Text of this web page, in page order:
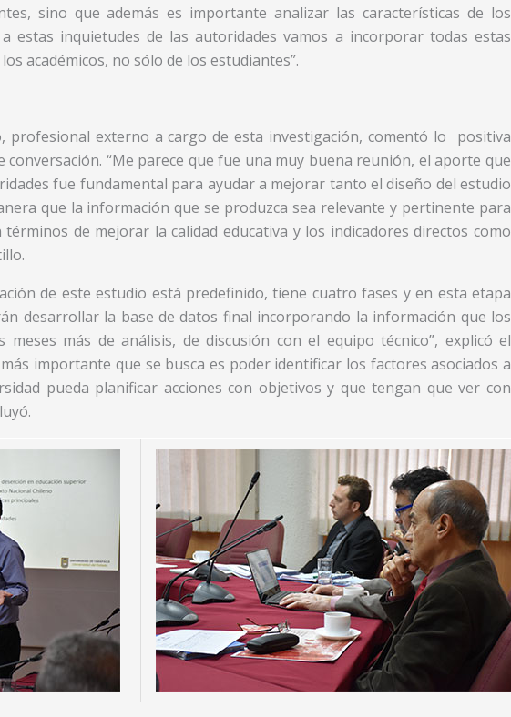
sino que además es importante analizar las características de los
estas inquietudes de las autoridades vamos a incorporar todas estas
académicos, no sólo de los estudiantes”.
profesional externo a cargo de esta investigación, comentó lo positiva
conversación. “Me parece que fue una muy buena reunión, el aporte que
fue fundamental para ayudar a mejorar tanto el diseño del estudio
que la información que se produzca sea relevante y pertinente para
de mejorar la calidad educativa y los indicadores directos como
de este estudio está predefinido, tiene cuatro fases y en esta etapa
desarrollar la base de datos final incorporando la información que los
meses más de análisis, de discusión con el equipo técnico”, explicó el
importante que se busca es poder identificar los factores asociados a
pueda planificar acciones con objetivos y que tengan que ver con